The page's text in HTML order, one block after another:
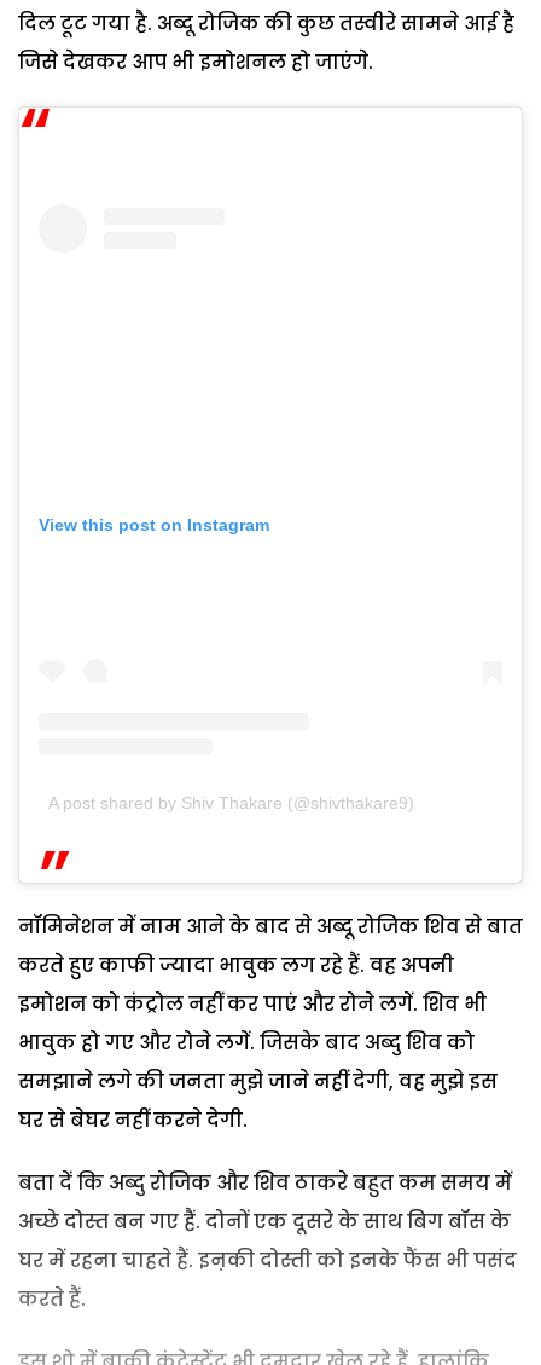
दिल टूट गया है. अब्दू रोजिक की कुछ तस्वीरे सामने आई है
जिसे देखकर आप भी इमोशनल हो जाएंगे.
View this post on Instagram
A post shared by Shiv Thakare (@shivthakare9)
नॉमिनेशन में नाम आने के बाद से अब्दू रोजिक शिव से बात
करते हुए काफी ज्यादा भावुुक लग रहे हैं. वह अपनी
इमोशन को कंट्रोल नहीं कर पाएं और रोने लगें. शिव भी
भावुक हो गए और रोने लगें. जिसके बाद अब्दु शिव को
समझाने लगे की जनता मुझे जाने नहीं देगी, वह मुझे इस
घर से बेघर नहीं करने देगी.
बता दें कि अब्दु रोजिक और शिव ठाकरे बहुत कम समय में
अच्छे दोस्त बन गए हैं. दोनों एक दूसरे के साथ बिग बॉस के
घर में रहना चाहते हैं. इऩकी दोस्ती को इनके फैंस भी पसंद
करते हैं.